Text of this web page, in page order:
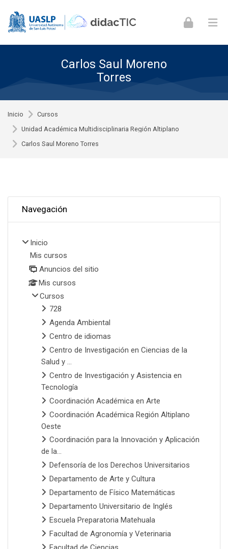
Carlos Saul Moreno
Torres
Inicio
Cursos
Unidad Académica Multidisciplinaria Región Altiplano
Carlos Saul Moreno Torres
Navegación
Inicio
Mis cursos
Anuncios del sitio
Mis cursos
Cursos
728
Agenda Ambiental
Centro de idiomas
Centro de Investigación en Ciencias de la
Salud y ...
Centro de Investigación y Asistencia en
Tecnología
Coordinación Académica en Arte
Coordinación Académica Región Altiplano
Oeste
Coordinación para la Innovación y Aplicación
de la...
Defensoría de los Derechos Universitarios
Departamento de Arte y Cultura
Departamento de Físico Matemáticas
Departamento Universitario de Inglés
Escuela Preparatoria Matehuala
Facultad de Agronomía y Veterinaria